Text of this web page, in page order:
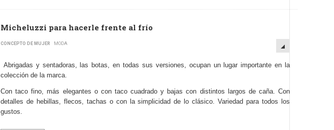
Micheluzzi para hacerle frente al frío
CONCEPTO DE MUJER MODA
Abrigadas y sentadoras, las botas, en todas sus versiones, ocupan un lugar importante en la
colección de la marca.
Con taco fino, más elegantes o con taco cuadrado y bajas con distintos largos de caña. Con
detalles de hebillas, flecos, tachas o con la simplicidad de lo clásico. Variedad para todos los
gustos.